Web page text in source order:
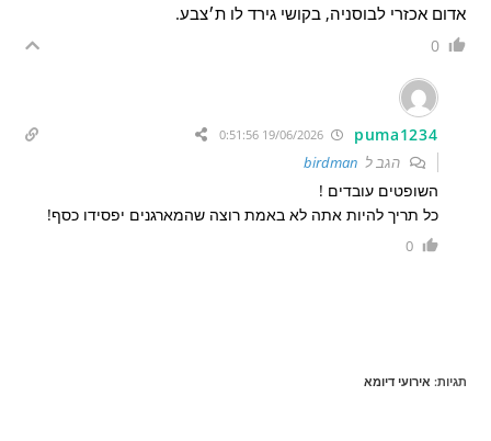
אדום אכזרי לבוסניה, בקושי גירד לו ת׳צבע.
0
puma1234
19/06/2026 0:51:56
הגב ל birdman
השופטים עובדים !
כל תריך להיות אתה לא באמת רוצה שהמארגנים יפסידו כסף!
0
תגיות: אירועי דיומא